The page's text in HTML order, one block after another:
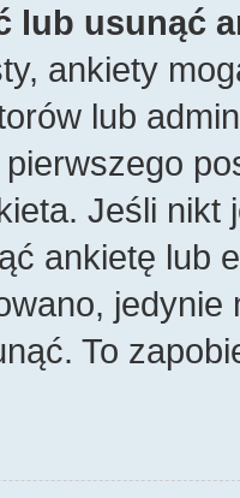
lub usunąć
ankiety
lub
Jeśli nikt
ankietę lub
To